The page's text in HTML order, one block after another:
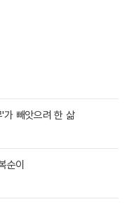
가 빼앗으려 한 삶
순이